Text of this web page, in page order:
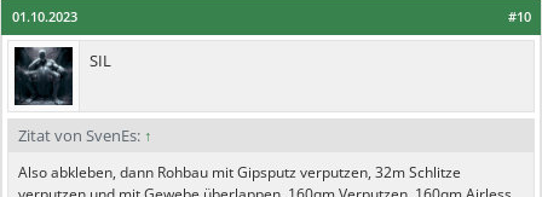
#10
01.10.2023
SIL
Zitat von SvenEs: ↑
Also abkleben, dann Rohbau mit Gipsputz verputzen, 32m Schlitze